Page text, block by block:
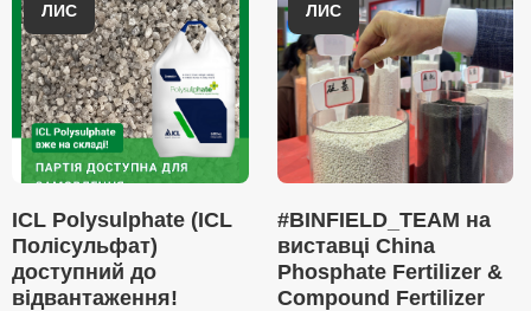
ЛИС
ICL Polysulphate (ICL
Полісульфат)
доступний до
відвантаження!
ЛИС
#BINFIELD_TEAM на
виставці China
Phosphate Fertilizer &
Compound Fertilizer